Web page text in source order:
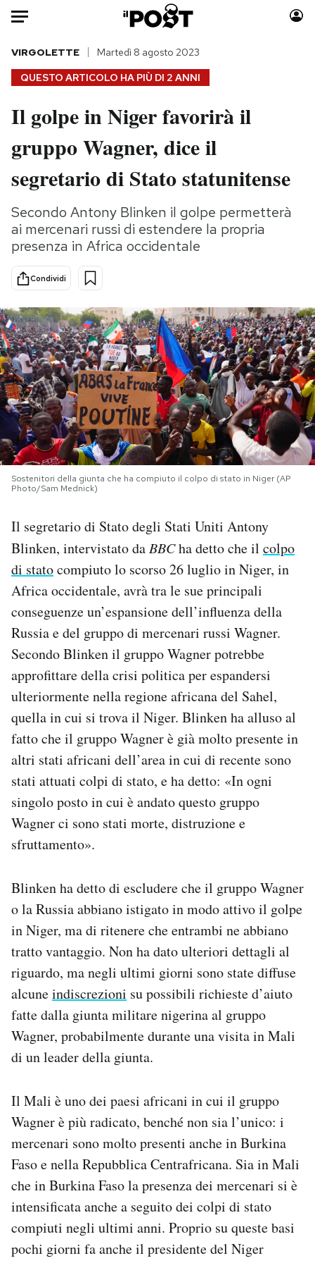
Auto
HOME
Italia
Politica
Tecnologia
Scienza
Cultura
Sport
Moda
Consumismi
Storie/Idee
Media
Europa
PODCAST
NEWSLETTER
I MIEI PREFERITI
SHOP
CALENDARIO
AREA PERSONALE
Area Personale
Notifiche mobile
Regala il Post
Hai bisogno di aiuto?
Esci
QUESTO ARTICOLO HA PIÙ DI 2 ANNI
VIRGOLETTE Martedì 8 agosto 2023
Il golpe in Niger favorirà il
gruppo Wagner, dice il
segretario di Stato statunitense
Secondo Antony Blinken il golpe permetterà
ai mercenari russi di estendere la propria
presenza in Africa occidentale
Condividi
Sostenitori della giunta che ha compiuto il colpo di stato in Niger (AP
Photo/Sam Mednick)
Il segretario di Stato degli Stati Uniti Antony
Blinken, intervistato daBBCha detto che il colpo
di statocompiuto lo scorso 26 luglio in Niger, in
Africa occidentale, avrà tra le sue principali
conseguenze un’espansione dell’influenza della
Russia e del gruppo di mercenari russi Wagner.
Secondo Blinken il gruppo Wagner potrebbe
approfittare della crisi politica per espandersi
ulteriormente nella regione africana del Sahel,
quella in cui si trova il Niger. Blinken ha alluso al
fatto che il gruppo Wagner è già molto presente in
altri stati africani dell’area in cui di recente sono
stati attuati colpi di stato, e ha detto: «In ogni
singolo posto in cui è andato questo gruppo
Wagner ci sono stati morte, distruzione e
sfruttamento».
Blinken ha detto di escludere che il gruppo Wagner
o la Russia abbiano istigato in modo attivo il golpe
in Niger, ma di ritenere che entrambi ne abbiano
tratto vantaggio. Non ha dato ulteriori dettagli al
riguardo, ma negli ultimi giorni sono state diffuse
alcuneindiscrezioni su possibili richieste d’aiuto
fatte dalla giunta militare nigerina al gruppo
Wagner, probabilmente durante una visita in Mali
di un leader della giunta.
Il Mali è uno dei paesi africani in cui il gruppo
Wagner è più radicato, benché non sia l’unico: i
mercenari sono molto presenti anche in Burkina
Faso e nella Repubblica Centrafricana. Sia in Mali
che in Burkina Faso la presenza dei mercenari si è
intensificata anche a seguito dei colpi di stato
compiuti negli ultimi anni. Proprio su queste basi
pochi giorni fa anche il presidente del Niger